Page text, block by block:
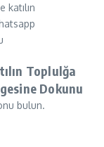
katılın
Toplulğa
Dokunu
bulun.